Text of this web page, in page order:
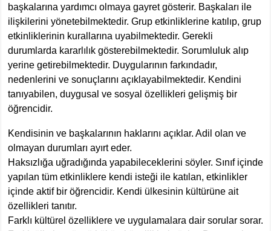
başkalarına yardımcı olmaya gayret gösterir. Başkaları ile
ilişkilerini yönetebilmektedir. Grup etkinliklerine katılıp, grup
etkinliklerinin kurallarına uyabilmektedir. Gerekli
durumlarda kararlılık gösterebilmektedir. Sorumluluk alıp
yerine getirebilmektedir. Duygularının farkındadır,
nedenlerini ve sonuçlarını açıklayabilmektedir. Kendini
tanıyabilen, duygusal ve sosyal özellikleri gelişmiş bir
öğrencidir.
Kendisinin ve başkalarının haklarını açıklar. Adil olan ve
olmayan durumları ayırt eder.
Haksızlığa uğradığında yapabileceklerini söyler. Sınıf içinde
yapılan tüm etkinliklere kendi isteği ile katılan, etkinlikler
içinde aktif bir öğrencidir. Kendi ülkesinin kültürüne ait
özellikleri tanıtır.
Farklı kültürel özelliklere ve uygulamalara dair sorular sorar.